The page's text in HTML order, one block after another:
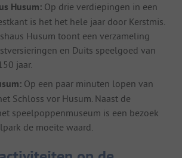
Husum: Op drie verdiepingen in een
is het het hele jaar door Kerstmis.
Husum toont een verzameling
en Duits speelgoed van
jaar.
Op een paar minuten lopen van
Schloss vor Husum. Naast de
speelpoppenmuseum is een bezoek
de moeite waard.